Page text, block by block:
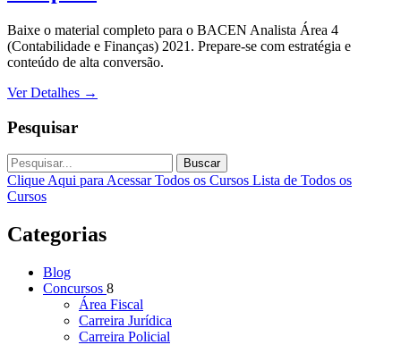
Baixe o material completo para o BACEN Analista Área 4
(Contabilidade e Finanças) 2021. Prepare-se com estratégia e
conteúdo de alta conversão.
Ver Detalhes →
Pesquisar
Buscar
Clique Aqui para Acessar Todos os Cursos Lista de Todos os
Cursos
Categorias
Blog
Concursos 8
Área Fiscal
Carreira Jurídica
Carreira Policial